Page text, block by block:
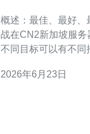
概述：最佳、最好、最便宜的选择
战在CN2新加坡服
不同目标可以有不
生态与可视化，基于
2026年6月23日